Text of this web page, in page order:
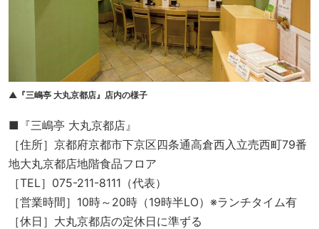
▲『三嶋亭 大丸京都店』店内の様子
■『三嶋亭 大丸京都店』
［住所］京都府京都市下京区四条通高倉西入立売西町79番
地大丸京都店地階食品フロア
［TEL］075-211-8111（代表）
［営業時間］10時～20時（19時半LO）※ランチタイム有
［休日］大丸京都店の定休日に準ずる